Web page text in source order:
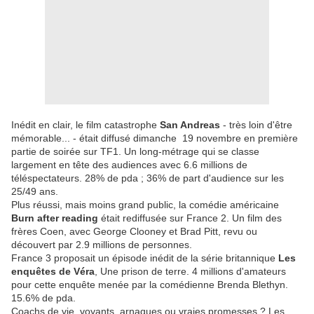
Inédit en clair, le film catastrophe San Andreas - très loin d'être
mémorable... - était diffusé dimanche 19 novembre en première
partie de soirée sur TF1. Un long-métrage qui se classe
largement en tête des audiences avec 6.6 millions de
téléspectateurs. 28% de pda ; 36% de part d'audience sur les
25/49 ans.
Plus réussi, mais moins grand public, la comédie américaine
Burn after reading était rediffusée sur France 2. Un film des
frères Coen, avec George Clooney et Brad Pitt, revu ou
découvert par 2.9 millions de personnes.
France 3 proposait un épisode inédit de la série britannique Les
enquêtes de Véra , Une prison de terre. 4 millions d'amateurs
pour cette enquête menée par la comédienne Brenda Blethyn.
15.6% de pda.
Coachs de vie, voyants, arnaques ou vraies promesses ? Les